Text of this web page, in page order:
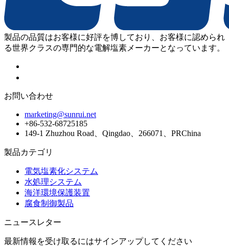
製品の品質はお客様に好評を博しており、お客様に認められ
る世界クラスの専門的な電解塩素メーカーとなっています。
お問い合わせ
marketing@sunrui.net
+86-532-68725185
149-1 Zhuzhou Road、Qingdao、266071、PRChina
製品カテゴリ
電気塩素化システム
水処理システム
海洋環境保護装置
腐食制御製品
ニュースレター
最新情報を受け取るにはサインアップしてください